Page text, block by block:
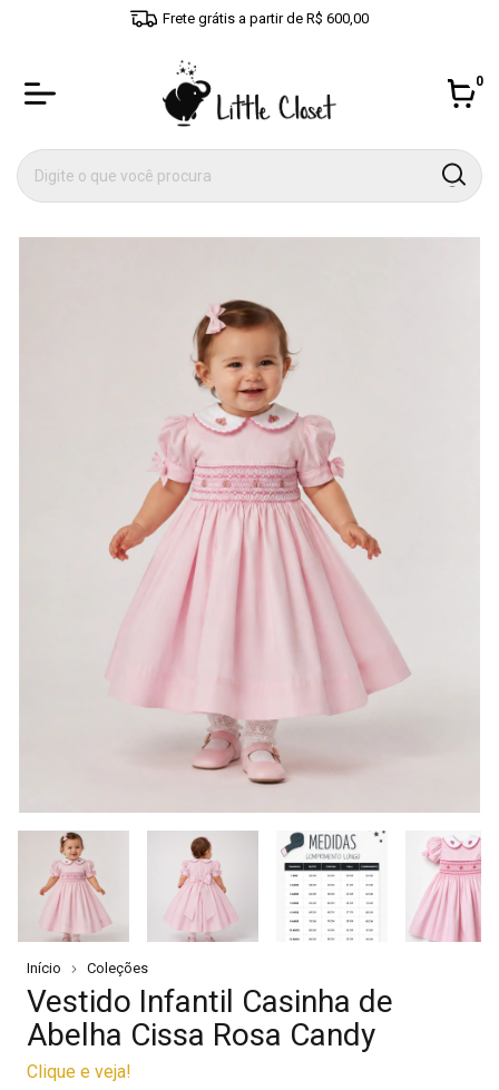
5% off com cupom MEUPRIMEIROLITTLECLOSET
0
Início Coleções
Vestido Infantil Casinha de
Abelha Cissa Rosa Candy
Clique e veja!